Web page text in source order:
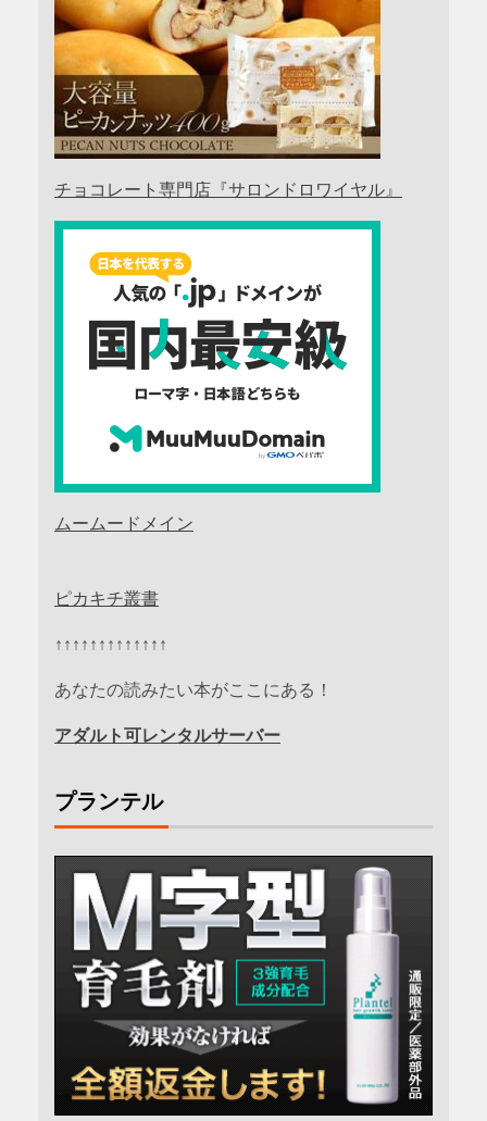
チョコレート専門店『サロンドロワイヤル』
ムームードメイン
ピカキチ叢書
↑↑↑↑↑↑↑↑↑↑↑↑↑
あなたの読みたい本がここにある！
アダルト可レンタルサーバー
プランテル